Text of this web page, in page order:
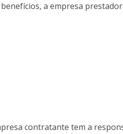
a empresa
contratante tem a